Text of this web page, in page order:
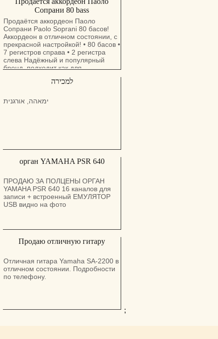
Сопрани 80 bass
Продаётся аккордеон Паоло
Сопрани Paolo Soprani 80 баcов!
Аккордеон в отличном состоянии, с
прекрасной настройкой! • 80 басов •
7 регистров справа • 2 регистра
слева Надёжный и популярный
бренд, подходит как для
музыкантов. Прекрасный звук,
сохранился. Местоположение:
Ашкелон или Бат-Ям, по
למכירה
ימאהה, אורגנית
орган YAMAHA PSR 640
ПРОДАЮ ЗА ПОЛЦЕНЫ ОРГАН
YAMAHA PSR 640 16 каналов для
записи + встроенный ЕМУЛЯТОР
USB видно на фото
Продаю отличную гитару
Отличная гитара Yamaha SA-2200 в
отличном состоянии. Подробности
по телефону.
;